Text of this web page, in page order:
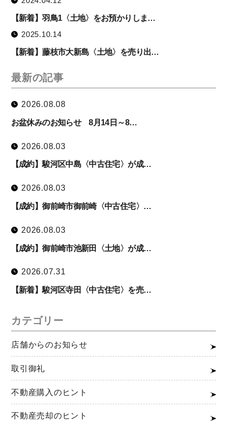
【新着】羽鳥1〈土地〉をお預かりしま…
2025.10.14
【新着】藤枝市大新島〈土地〉を売り出…
最新の記事
2026.08.08
お盆休みのお知らせ 8月14日～8…
2026.08.03
【成約】駿河区中島〈中古住宅〉が成…
2026.08.03
【成約】御前崎市御前崎〈中古住宅〉…
2026.08.03
【成約】御前崎市池新田〈土地〉が成…
2026.07.31
【新着】駿河区寺田〈中古住宅〉を売…
カテゴリー
店舗からのお知らせ
取引御礼
不動産購入のヒント
不動産売却のヒント